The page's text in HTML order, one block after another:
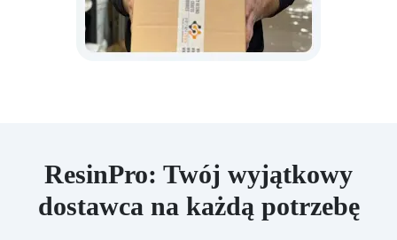
ResinPro: Twój wyjątkowy
dostawca na każdą potrzebę